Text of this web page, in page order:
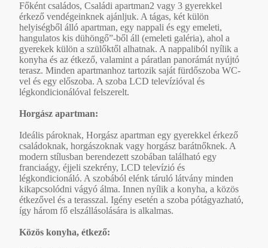
Főként családos, Családi apartman2 vagy 3 gyerekkel
érkező vendégeinknek ajánljuk. A tágas, két külön
helyiségből álló apartman, egy nappali és egy emeleti,
hangulatos kis dühöngő”-ből áll (emeleti galéria), ahol a
gyerekek külön a szülőktől alhatnak. A nappaliból nyílik a
konyha és az étkező, valamint a páratlan panorámát nyújtó
terasz. Minden apartmanhoz tartozik saját fürdőszoba WC-
vel és egy előszoba. A szoba LCD televízióval és
légkondicionálóval felszerelt.
Horgász apartman:
Ideális pároknak, Horgász apartman egy gyerekkel érkező
családoknak, horgászoknak vagy horgász barátnőknek. A
modern stílusban berendezett szobában található egy
franciaágy, éjjeli szekrény, LCD televízió és
légkondicionáló. A szobából elénk táruló látvány minden
kikapcsolódni vágyó álma. Innen nyílik a konyha, a közös
étkezővel és a terasszal. Igény esetén a szoba pótágyazható,
így három fő elszállásolására is alkalmas.
Közös konyha, étkező: